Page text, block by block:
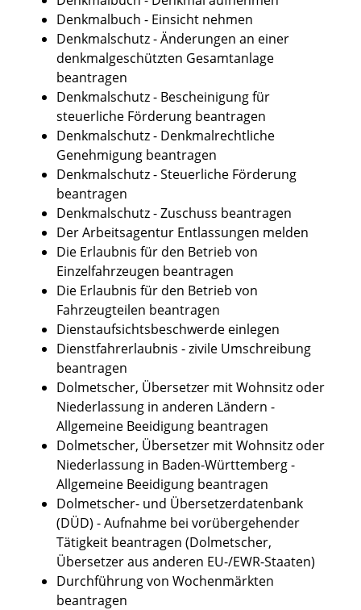
Denkmalbuch - Einsicht nehmen
Denkmalschutz - Änderungen an einer
denkmalgeschützten Gesamtanlage
beantragen
Denkmalschutz - Bescheinigung für
steuerliche Förderung beantragen
Denkmalschutz - Denkmalrechtliche
Genehmigung beantragen
Denkmalschutz - Steuerliche Förderung
beantragen
Denkmalschutz - Zuschuss beantragen
Der Arbeitsagentur Entlassungen melden
Die Erlaubnis für den Betrieb von
Einzelfahrzeugen beantragen
Die Erlaubnis für den Betrieb von
Fahrzeugteilen beantragen
Dienstaufsichtsbeschwerde einlegen
Dienstfahrerlaubnis - zivile Umschreibung
beantragen
Dolmetscher, Übersetzer mit Wohnsitz oder
Niederlassung in anderen Ländern -
Allgemeine Beeidigung beantragen
Dolmetscher, Übersetzer mit Wohnsitz oder
Niederlassung in Baden-Württemberg -
Allgemeine Beeidigung beantragen
Dolmetscher- und Übersetzerdatenbank
(DÜD) - Aufnahme bei vorübergehender
Tätigkeit beantragen (Dolmetscher,
Übersetzer aus anderen EU-/EWR-Staaten)
Durchführung von Wochenmärkten
beantragen